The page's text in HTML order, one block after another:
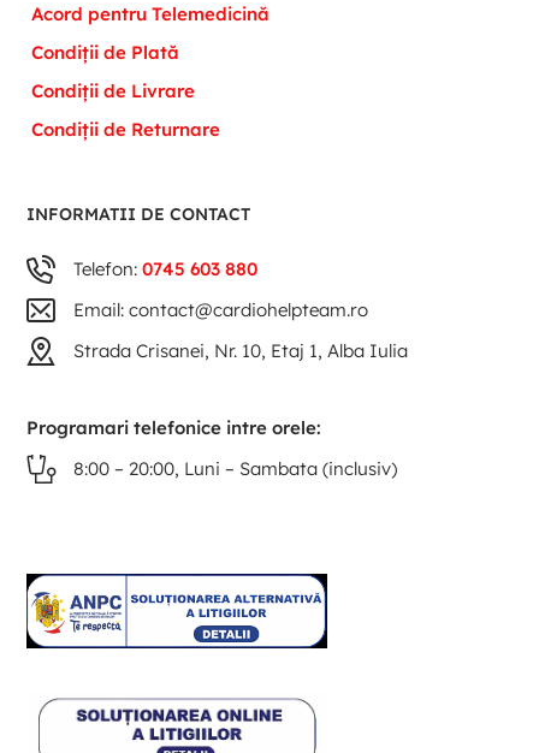
Acord pentru Telemedicină
Condiții de Plată
Condiții de Livrare
Condiții de Returnare
INFORMATII DE CONTACT
Telefon:0745 603 880
Email: contact@cardiohelpteam.ro
Strada Crisanei, Nr. 10, Etaj 1, Alba Iulia
Programari telefonice intre orele:
8:00 – 20:00, Luni – Sambata (inclusiv)